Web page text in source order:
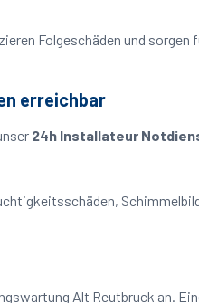
Folgeschäden und
erreichbar
24h Installateur
Alt Reutbruck an.